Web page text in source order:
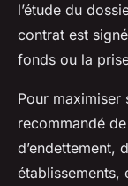
l’étude du
contrat est
fonds ou la
Pour maximiser
recommandé
d’endettement,
établissements,